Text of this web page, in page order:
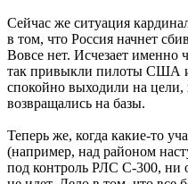
Сейчас же ситуация
в том, что Россия начнет
Вовсе нет. Исчезает именно
так привыкли пилоты США
спокойно выходили на цели,
возвращались на базы.
Теперь же, когда какие-то
(например, над районом
под контроль РЛС С-300, ни